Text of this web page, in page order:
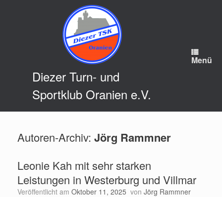
Diezer Turn- und
Sportklub Oranien e.V.
Menü
Autoren-Archiv: Jörg Rammner
Leonie Kah mit sehr starken
Leistungen in Westerburg und Villmar
Veröffentlicht am Oktober 11, 2025 von Jörg Rammner